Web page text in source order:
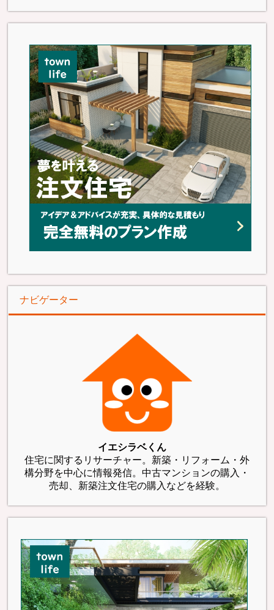
ナビゲーター
イエシラベくん
住宅に関するリサーチャー。新築・リフォーム・外
構分野を中心に情報発信。中古マンションの購入・
売却、新築注文住宅の購入などを経験。